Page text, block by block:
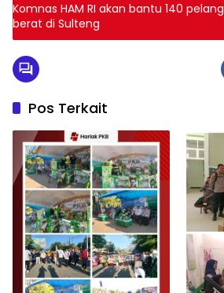
Komnas HAM RI akan bantu 140
berat di Sulteng
Pos Terkait